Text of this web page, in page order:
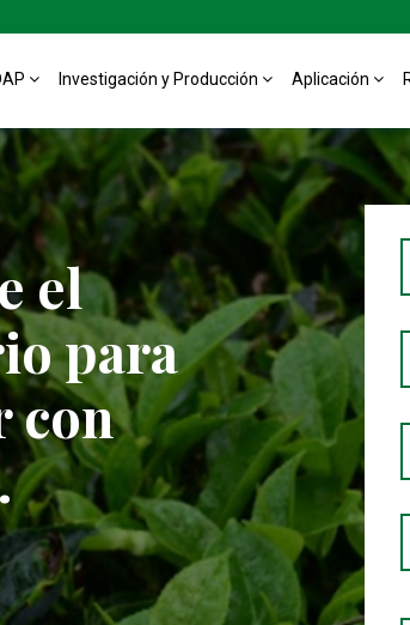
Investigación y Producción Aplicación
el
para
con